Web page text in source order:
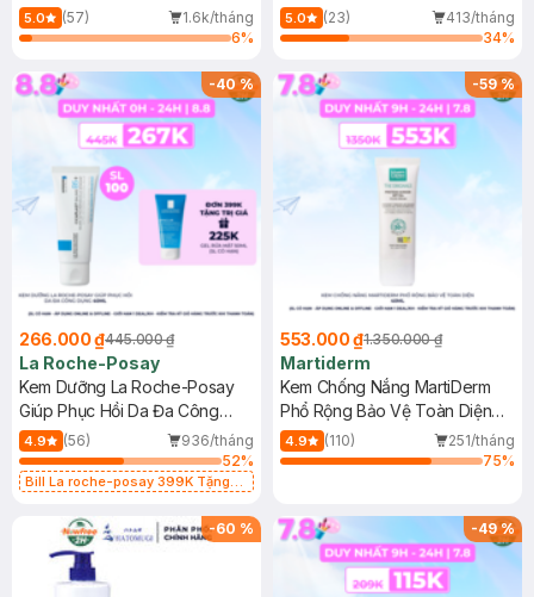
Dầu 500ml
5.0 (57)
1.6k/tháng
6%
(Mới)
5.0 (23)
413/tháng
34%
-40%
266.000 ₫445.000 ₫
La Roche-Posay
Kem Dưỡng La Roche-Posay
Giúp Phục Hồi Da Đa Công
Dụng 40ml
4.9 (56)
936/tháng
52%
Bill La roche-posay 399K Tặng
(SL có hạn)
-59%
553.000 ₫1.350.000 ₫
Martiderm
Kem Chống Nắng MartiDerm
Phổ Rộng Bảo Vệ Toàn Diện
40ml
4.9 (110)
251/tháng
75%
-60 % -49%